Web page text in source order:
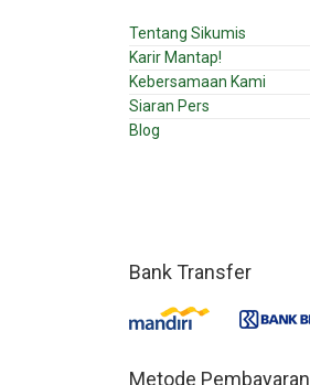
Tentang Sikumis
Karir Mantap!
Kebersamaan Kami
Siaran Pers
Blog
Bank Transfer
Metode Pembayaran